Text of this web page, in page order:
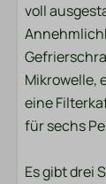
Garten
voll
Mikrowelle,
eine
für sechs
Es gibt drei